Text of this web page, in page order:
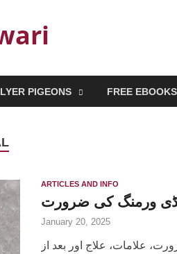
PIGEONS FREE EBOOKS
ARTICLES AND INFO
ڈی ورمنگ کی ضرورت
January 20, 2025
علامات، علاج اور بعد از